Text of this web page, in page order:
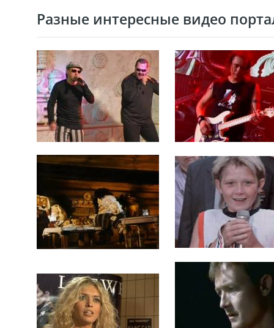
Разные интересные видео